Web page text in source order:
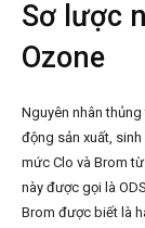
Sơ lược
Ozone
Nguyên nhân thủng
động sản xuất,
mức Clo và Brom
này được gọi là
Brom được biết là